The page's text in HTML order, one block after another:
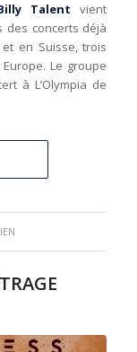
Talent vient
des concerts déjà
en Suisse, trois
Le groupe
à L’Olympia de